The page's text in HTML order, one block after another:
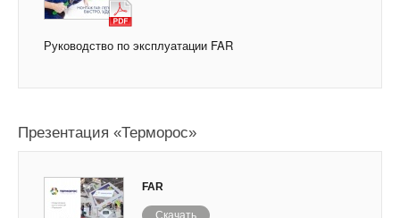
Руководство по эксплуатации FAR
Презентация «Терморос»
FAR